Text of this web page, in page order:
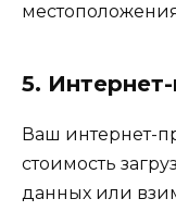
5.
Ваш интернет-
стоимость
данных или